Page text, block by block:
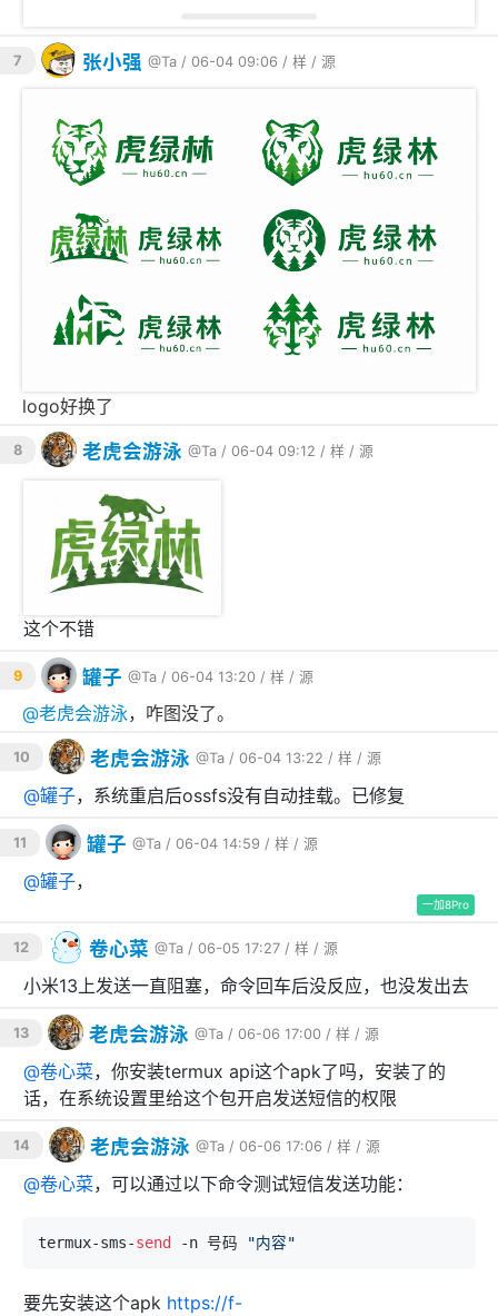
行文件放在同一目录。
在手机 Termux 中， cd hu60sms 所在目录，然后执
chmod +x ./hu60sms
./hu60sms
服务启动后默认监听 :8080 端口。
发送短信
POST /sms
参数：
参数名 类型
填
apikey string
API 密钥，需与
config.json 中一致
mobile
text
字段统一指定，无需
在请求中传递。
示例：
  -d
"apikey=your-api-key-here&mobile=138001380
00&text=您的验证码是123456"
响应：
y"}
错误响应：
7 张小强 @Ta / 06-04 09:06 / 样 / 源
logo好换了
8 老虎会游泳 @Ta / 06-04 09:12 / 样 / 源
这个不错
9 罐子 @Ta / 06-04 13:20 / 样 / 源
@老虎会游泳，咋图没了。
10 老虎会游泳 @Ta / 06-04 13:22 / 样 / 源
@罐子，系统重启后ossfs没有自动挂载。已修复
11 罐子 @Ta / 06-04 14:59 / 样 / 源
@罐子，
一加8Pro
12 卷心菜 @Ta / 06-05 17:27 / 样 / 源
小米13上发送一直阻塞，命令回车后没反应，也没发出去
13 老虎会游泳 @Ta / 06-06 17:00 / 样 / 源
@卷心菜，你安装termux api这个apk了吗，安装了的
话，在系统设置里给这个包开启发送短信的权限
14 老虎会游泳 @Ta / 06-06 17:06 / 样 / 源
@卷心菜，可以通过以下命令测试短信发送功能：
termux-sms-send -n 号码 "内容"
要先安装这个apk https://f-